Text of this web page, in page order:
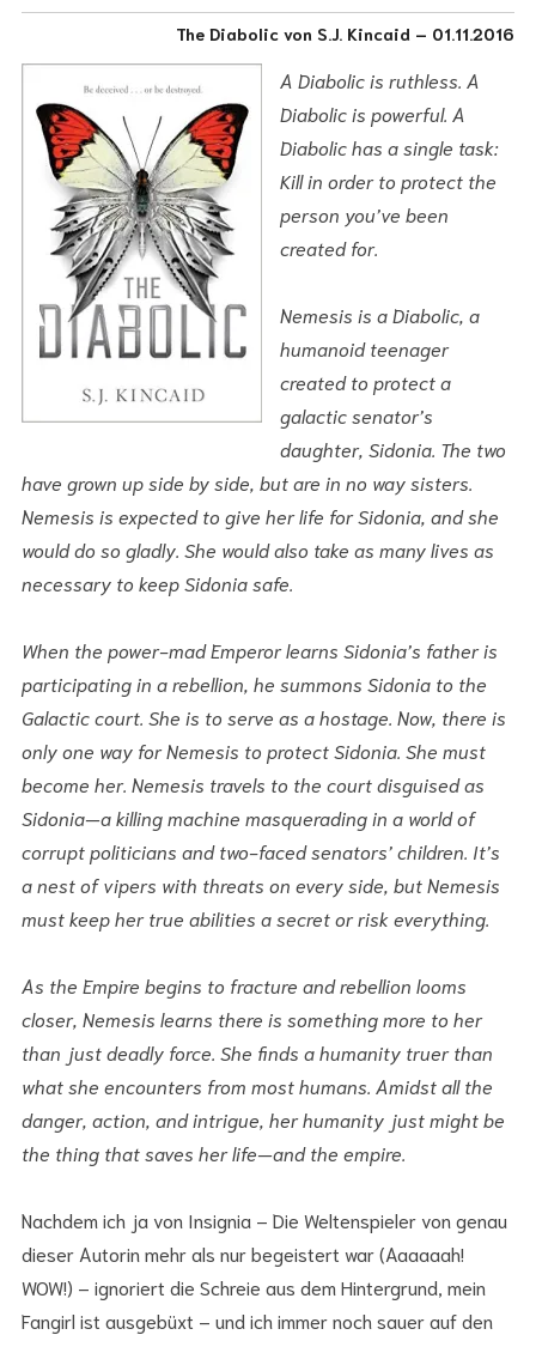
The Diabolic von S.J. Kincaid – 01.11.2016
A Diabolic is ruthless. A
Diabolic is powerful. A
Diabolic has a single task:
Kill in order to protect the
person you’ve been
created for.
Nemesis is a Diabolic, a
humanoid teenager
created to protect a
galactic senator’s
daughter, Sidonia. The two
have grown up side by side, but are in no way sisters.
Nemesis is expected to give her life for Sidonia, and she
would do so gladly. She would also take as many lives as
necessary to keep Sidonia safe.
When the power-mad Emperor learns Sidonia’s father is
participating in a rebellion, he summons Sidonia to the
Galactic court. She is to serve as a hostage. Now, there is
only one way for Nemesis to protect Sidonia. She must
become her. Nemesis travels to the court disguised as
Sidonia—a killing machine masquerading in a world of
corrupt politicians and two-faced senators’ children. It’s
a nest of vipers with threats on every side, but Nemesis
must keep her true abilities a secret or risk everything.
As the Empire begins to fracture and rebellion looms
closer, Nemesis learns there is something more to her
than just deadly force. She finds a humanity truer than
what she encounters from most humans. Amidst all the
danger, action, and intrigue, her humanity just might be
the thing that saves her life—and the empire.
Nachdem ich ja von Insignia – Die Weltenspieler von genau
dieser Autorin mehr als nur begeistert war (Aaaaaah!
WOW!) – ignoriert die Schreie aus dem Hintergrund, mein
Fangirl ist ausgebüxt – und ich immer noch sauer auf den